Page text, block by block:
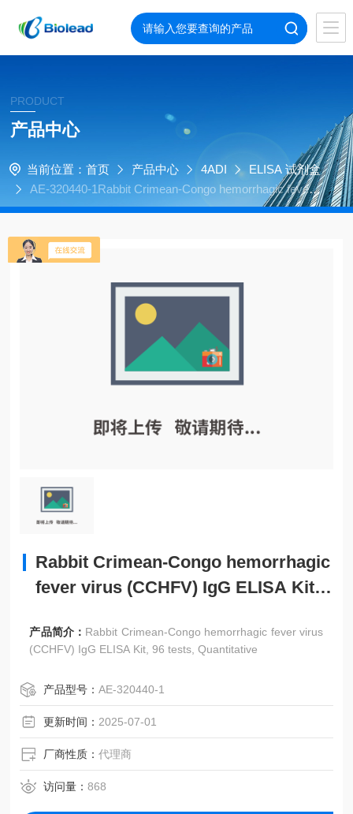
PRODUCT
产品中心
当前位置： 首页 产品中心 4ADI
ELISA 试剂盒
AE-320440-1Rabbit Crimean-Congo hemorrhagic fever
virus (CCHFV) IgG ELISA Kit, 96 tests, Quantitative
Rabbit Crimean-Congo hemorrhagic
fever virus (CCHFV) IgG ELISA Kit,
产品简介： Rabbit Crimean-Congo hemorrhagic fever virus
(CCHFV) IgG ELISA Kit, 96 tests, Quantitative
产品型号：AE-320440-1
更新时间： 2025-07-01
厂商性质：代理商
访问量：868